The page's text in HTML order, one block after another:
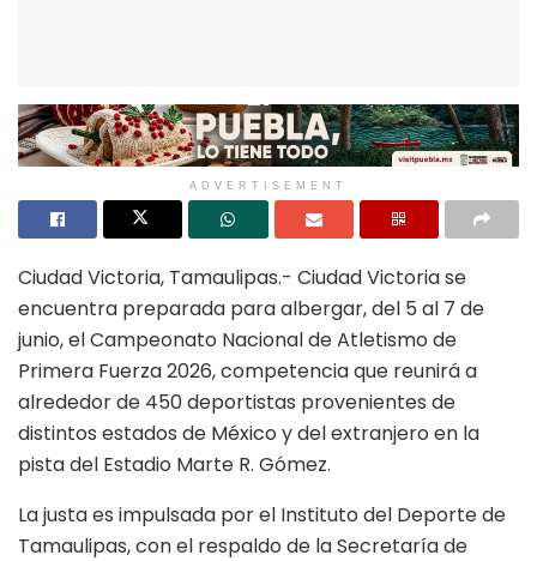
ADVERTISEMENT
Ciudad Victoria, Tamaulipas.- Ciudad Victoria se
encuentra preparada para albergar, del 5 al 7 de
junio, el Campeonato Nacional de Atletismo de
Primera Fuerza 2026, competencia que reunirá a
alrededor de 450 deportistas provenientes de
distintos estados de México y del extranjero en la
pista del Estadio Marte R. Gómez.
La justa es impulsada por el Instituto del Deporte de
Tamaulipas, con el respaldo de la Secretaría de